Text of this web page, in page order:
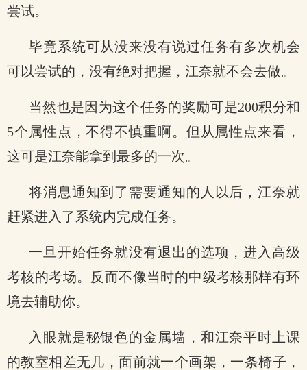
尝试。
毕竟系统可从没来没有说过任务有多次机会
可以尝试的，没有绝对把握，江奈就不会去做。
当然也是因为这个任务的奖励可是200积分和
5个属性点，不得不慎重啊。但从属性点来看，
这可是江奈能拿到最多的一次。
将消息通知到了需要通知的人以后，江奈就
赶紧进入了系统内完成任务。
一旦开始任务就没有退出的选项，进入高级
考核的考场。反而不像当时的中级考核那样有环
境去辅助你。
入眼就是秘银色的金属墙，和江奈平时上课
的教室相差无几，面前就一个画架，一条椅子，